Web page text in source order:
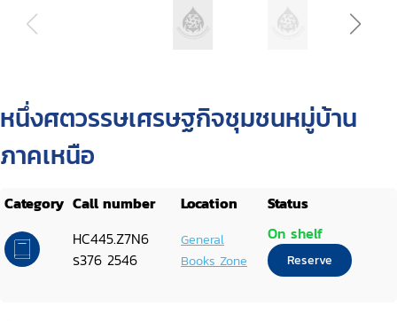
หนึ่งศตวรรษเศรษฐกิจชุมชนหมู่บ้าน
ภาคเหนือ
Category Call number Location
Status
HC445.Z7N6
ร376 2546
General
Books Zone
On shelf
Reserve